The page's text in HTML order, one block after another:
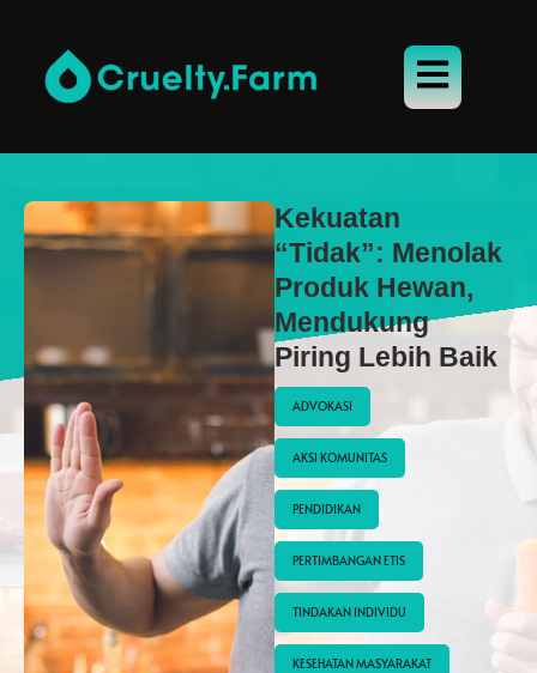
Kekuatan
“Tidak”: Menolak
Produk Hewan,
Mendukung
Piring Lebih Baik
ADVOKASI
AKSI KOMUNITAS
PENDIDIKAN
PERTIMBANGAN ETIS
TINDAKAN INDIVIDU
KESEHATAN MASYARAKAT